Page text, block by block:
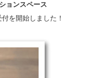
ョンスペース
を開始しました！